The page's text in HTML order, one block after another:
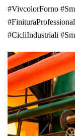
#VivcolorForno
#CicliIndustriali